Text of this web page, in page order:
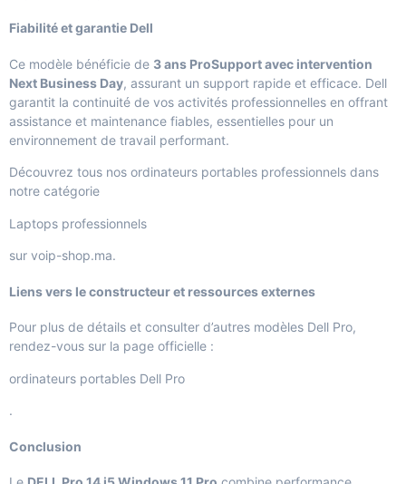
Fiabilité et garantie Dell
Ce modèle bénéficie de 3 ans ProSupport avec intervention
Next Business Day, assurant un support rapide et efficace. Dell
garantit la continuité de vos activités professionnelles en offrant
assistance et maintenance fiables, essentielles pour un
environnement de travail performant.
Découvrez tous nos ordinateurs portables professionnels dans
notre catégorie
Laptops professionnels
sur voip-shop.ma.
Liens vers le constructeur et ressources externes
Pour plus de détails et consulter d’autres modèles Dell Pro,
rendez-vous sur la page officielle :
ordinateurs portables Dell Pro
.
Conclusion